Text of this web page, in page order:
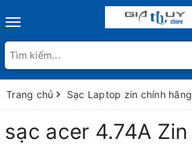
Toggle
Trang chủ Sạc Laptop zin chính hãng
sạc acer 4.74A Zin